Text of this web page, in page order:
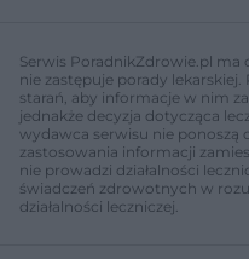
Serwis PoradnikZdrowie.pl ma
nie zastępuje porady lekarskiej.
starań, aby informacje w nim
jednakże decyzja dotycząca
wydawca serwisu nie ponoszą
zastosowania informacji
nie prowadzi działalności
świadczeń zdrowotnych w
działalności leczniczej.